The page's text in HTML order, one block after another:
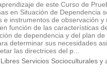
de este Curso de
en Situación de Dependencia
e instrumentos de observación y
función de las características
de dependencia y del plan de
determinar sus necesidades
las directrices del p...
Servicios Socioculturales y